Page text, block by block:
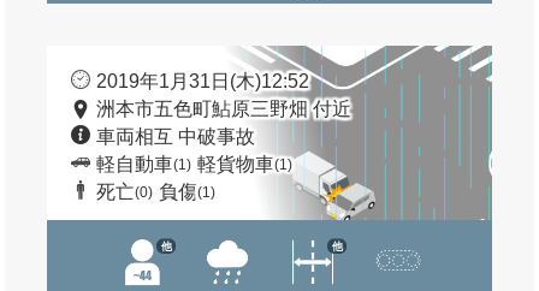
2019年1月31日(木)12:52
洲本市五色町鮎原三野畑 付近
車両相互 中破事故
軽自動車(1) 軽貨物車(1)
死亡(0) 負傷(1)
他 他